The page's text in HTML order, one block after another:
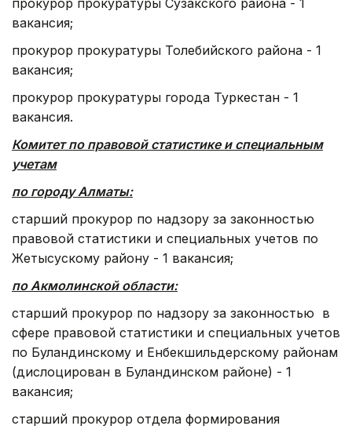
вакансия;
прокурор прокуратуры Толебийского района - 1
вакансия;
прокурор прокуратуры города Туркестан - 1
вакансия.
Комитет по правовой статистике и специальным
учетам
по городу Алматы:
старший прокурор по надзору за законностью
правовой статистики и специальных учетов по
Жетысускому району - 1 вакансия;
по Акмолинской области:
старший прокурор по надзору за законностью в
сфере правовой статистики и специальных учетов
по Буландинскому и Енбекшильдерскому районам
(дислоцирован в Буландинском районе) - 1
вакансия;
старший прокурор отдела формирования